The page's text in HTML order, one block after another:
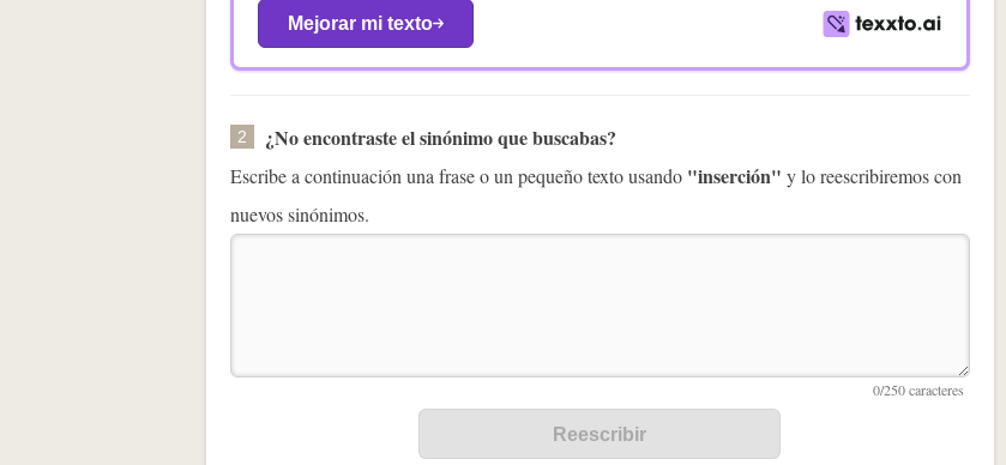
Mejorar mi texto
2 ¿No encontraste el sinónimo que buscabas?
Escribe a continuación una frase o un pequeño texto usando "inserción" y lo reescribiremos con
nuevos sinónimos.